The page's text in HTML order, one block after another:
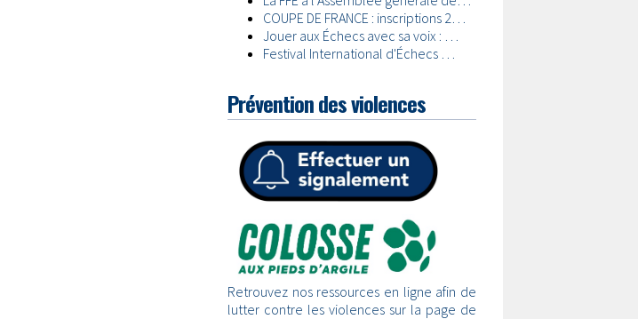
Prévention des violences
Retrouvez nos ressources en ligne afin de
lutter contre les violences sur la page de